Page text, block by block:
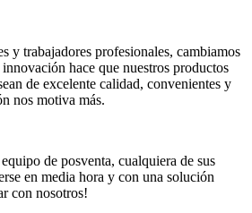
y trabajadores profesionales, cambiamos
hace que nuestros productos
de excelente calidad, convenientes y
nos motiva más.
de posventa, cualquiera de sus
en media hora y con una solución
con nosotros!